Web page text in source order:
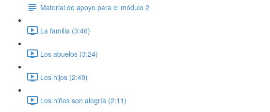
Material de apoyo para el módulo 2
La familia (3:46)
Los abuelos (3:24)
Los hijos (2:49)
Los niños son alegría (2:11)